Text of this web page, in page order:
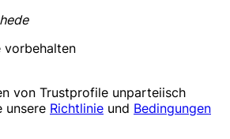
von Trustprofile unparteiisch
unsere Richtlinie und Bedingungen